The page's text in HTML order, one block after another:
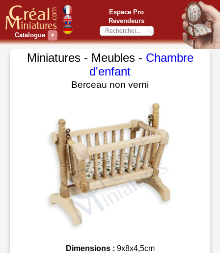
Catalogue ▼
Espace Pro
Revendeurs
Miniatures - Meubles - Chambre
d'enfant
Berceau non verni
Dimensions : 9x8x4,5cm